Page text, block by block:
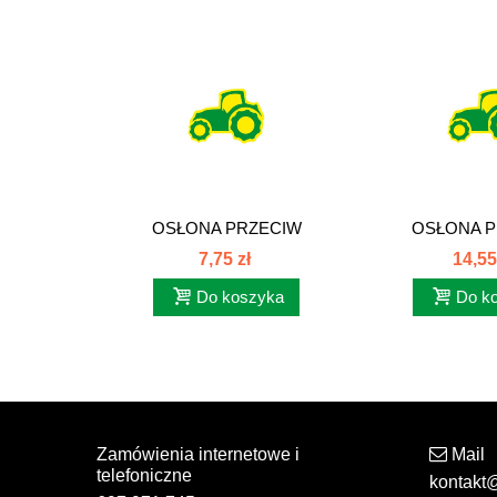
OSŁONA PRZECIW
OCIERANIU SSK 16...
7,75 zł
Do koszyka
OSŁONA
14,55
Do
Zamówienia internetowe i
telefoniczne
Mail